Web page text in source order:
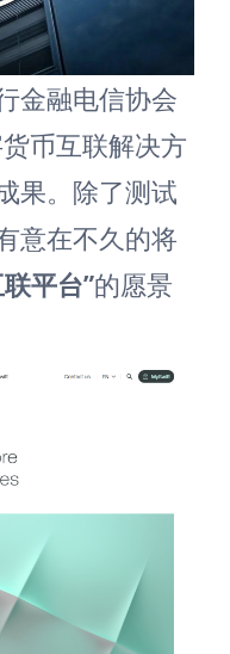
金融电信协会
货币互联解决方
果。除了测试
意在不久的将
平台”的愿景